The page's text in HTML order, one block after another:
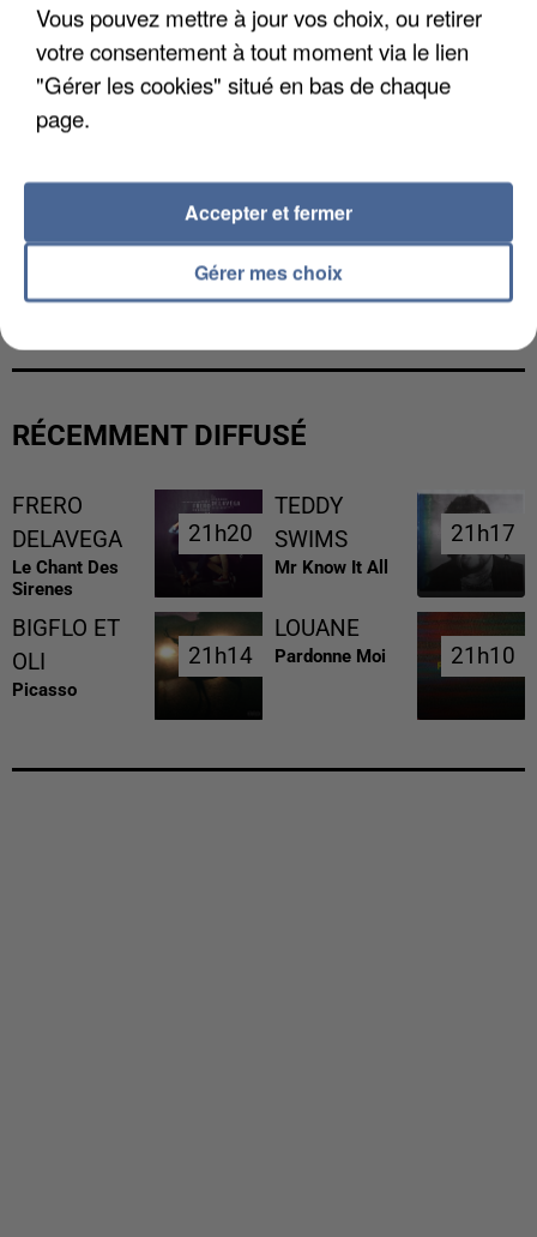
L’UN DES FONDATEURS SUPPOSÉS DE LA DZ
MAFIA INTERPELLÉ EN ALGÉRIE
RÉCEMMENT DIFFUSÉ
FRERO
DELAVEGA
Le Chant Des
Sirenes
21h20
21h20
TEDDY
SWIMS
Mr Know It All
21h17
21h17
BIGFLO ET
OLI
Picasso
21h14
21h14
LOUANE
Pardonne Moi 21h10
21h10
Vous pouvez mettre à jour vos choix, ou retirer
votre consentement à tout moment via le lien
"Gérer les cookies" situé en bas de chaque
page.
Gérer mes choix
Accepter et fermer